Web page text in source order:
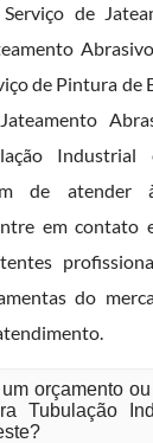
de
de Pintura de
Industrial
de atender
em contato
do
orçamento
Tubulação